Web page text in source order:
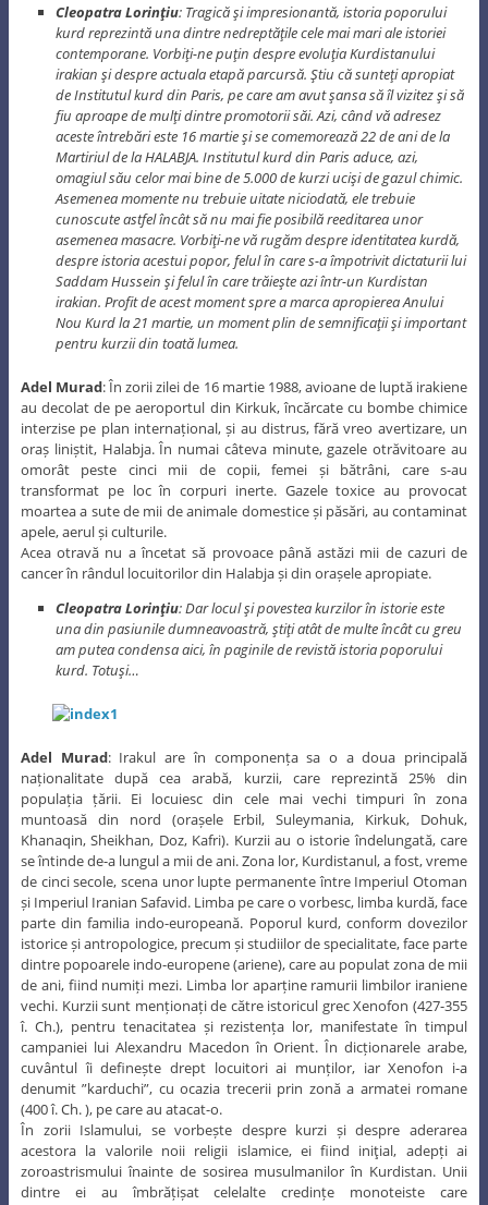
Cleopatra Lorinţiu: Tragică şi impresionantă, istoria poporului
kurd reprezintă una dintre nedreptăţile cele mai mari ale istoriei
contemporane. Vorbiţi-ne puţin despre evoluţia Kurdistanului
irakian şi despre actuala etapă parcursă. Ştiu că sunteţi apropiat
de Institutul kurd din Paris, pe care am avut şansa să îl vizitez şi să
fiu aproape de mulţi dintre promotorii săi. Azi, când vă adresez
aceste întrebări este 16 martie şi se comemorează 22 de ani de la
Martiriul de la HALABJA. Institutul kurd din Paris aduce, azi,
omagiul său celor mai bine de 5.000 de kurzi ucişi de gazul chimic.
Asemenea momente nu trebuie uitate niciodată, ele trebuie
cunoscute astfel încât să nu mai fie posibilă reeditarea unor
asemenea masacre. Vorbiţi-ne vă rugăm despre identitatea kurdă,
despre istoria acestui popor, felul în care s-a împotrivit dictaturii lui
Saddam Hussein şi felul în care trăieşte azi într-un Kurdistan
irakian. Profit de acest moment spre a marca apropierea Anului
Nou Kurd la 21 martie, un moment plin de semnificaţii şi important
pentru kurzii din toată lumea.
Adel Murad: În zorii zilei de 16 martie 1988, avioane de luptă irakiene
au decolat de pe aeroportul din Kirkuk, încărcate cu bombe chimice
interzise pe plan internațional, și au distrus, fără vreo avertizare, un
oraș liniștit, Halabja. În numai câteva minute, gazele otrăvitoare au
omorât peste cinci mii de copii, femei și bătrâni, care s-au
transformat pe loc în corpuri inerte. Gazele toxice au provocat
moartea a sute de mii de animale domestice și păsări, au contaminat
apele, aerul și culturile.
Acea otravă nu a încetat să provoace până astăzi mii de cazuri de
cancer în rândul locuitorilor din Halabja și din orașele apropiate.
Cleopatra Lorinţiu: Dar locul şi povestea kurzilor în istorie este
una din pasiunile dumneavoastră, ştiţi atât de multe încât cu greu
am putea condensa aici, în paginile de revistă istoria poporului
kurd. Totuşi…
Adel Murad: Irakul are în componența sa o a doua principală
naționalitate după cea arabă, kurzii, care reprezintă 25% din
populația țării. Ei locuiesc din cele mai vechi timpuri în zona
muntoasă din nord (orașele Erbil, Suleymania, Kirkuk, Dohuk,
Khanaqin, Sheikhan, Doz, Kafri). Kurzii au o istorie îndelungată, care
se întinde de-a lungul a mii de ani. Zona lor, Kurdistanul, a fost, vreme
de cinci secole, scena unor lupte permanente între Imperiul Otoman
și Imperiul Iranian Safavid. Limba pe care o vorbesc, limba kurdă, face
parte din familia indo-europeană. Poporul kurd, conform dovezilor
istorice și antropologice, precum și studiilor de specialitate, face parte
dintre popoarele indo-europene (ariene), care au populat zona de mii
de ani, fiind numiți mezi. Limba lor aparține ramurii limbilor iraniene
vechi. Kurzii sunt menționați de către istoricul grec Xenofon (427-355
î. Ch.), pentru tenacitatea și rezistența lor, manifestate în timpul
campaniei lui Alexandru Macedon în Orient. În dicționarele arabe,
cuvântul îi definește drept locuitori ai munților, iar Xenofon i-a
denumit ”karduchi”, cu ocazia trecerii prin zonă a armatei romane
(400 î. Ch. ), pe care au atacat-o.
În zorii Islamului, se vorbește despre kurzi și despre aderarea
acestora la valorile noii religii islamice, ei fiind iniţial, adepți ai
zoroastrismului înainte de sosirea musulmanilor în Kurdistan. Unii
dintre ei au îmbrățișat celelalte credințe monoteiste care